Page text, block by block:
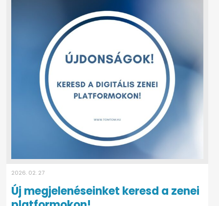
2026. 02. 27
Új megjelenéseinket keresd a zenei